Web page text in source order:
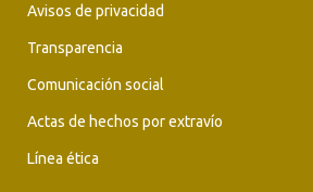
Avisos de privacidad
Transparencia
Comunicación social
Actas de hechos por extravío
Línea ética